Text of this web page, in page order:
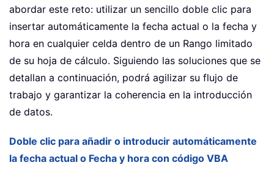
abordar este reto: utilizar un sencillo doble clic para
insertar automáticamente la fecha actual o la fecha y
hora en cualquier celda dentro de un Rango limitado
de su hoja de cálculo. Siguiendo las soluciones que se
detallan a continuación, podrá agilizar su flujo de
trabajo y garantizar la coherencia en la introducción
de datos.
Doble clic para añadir o introducir automáticamente
la fecha actual o Fecha y hora con código VBA